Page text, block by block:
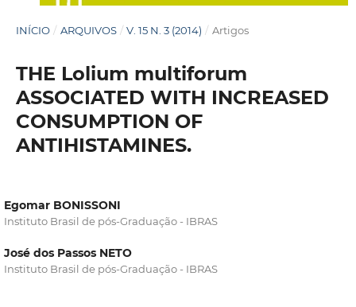
INÍCIO / ARQUIVOS / V. 15 N. 3 (2014) / Artigos
THE Lolium multiforum
ASSOCIATED WITH INCREASED
CONSUMPTION OF
ANTIHISTAMINES.
Egomar BONISSONI
Instituto Brasil de pós-Graduação - IBRAS
José dos Passos NETO
Instituto Brasil de pós-Graduação - IBRAS